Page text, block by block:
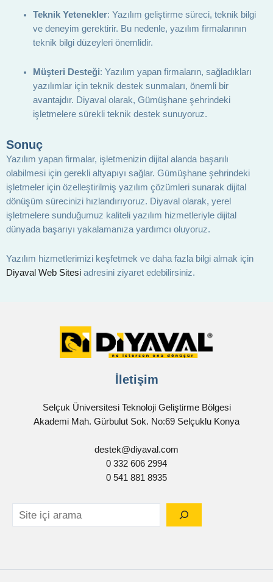
Teknik Yetenekler: Yazılım geliştirme süreci, teknik bilgi
ve deneyim gerektirir. Bu nedenle, yazılım firmalarının
teknik bilgi düzeyleri önemlidir.
Müşteri Desteği: Yazılım yapan firmaların, sağladıkları
yazılımlar için teknik destek sunmaları, önemli bir
avantajdır. Diyaval olarak, Gümüşhane şehrindeki
işletmelere sürekli teknik destek sunuyoruz.
Sonuç
Yazılım yapan firmalar, işletmenizin dijital alanda başarılı
olabilmesi için gerekli altyapıyı sağlar. Gümüşhane şehrindeki
işletmeler için özelleştirilmiş yazılım çözümleri sunarak dijital
dönüşüm sürecinizi hızlandırıyoruz. Diyaval olarak, yerel
işletmelere sunduğumuz kaliteli yazılım hizmetleriyle dijital
dünyada başarıyı yakalamanıza yardımcı oluyoruz.
Yazılım hizmetlerimizi keşfetmek ve daha fazla bilgi almak için
Diyaval Web Sitesi adresini ziyaret edebilirsiniz.
İletişim
Selçuk Üniversitesi Teknoloji Geliştirme Bölgesi
Akademi Mah. Gürbulut Sok. No:69 Selçuklu Konya
destek@diyaval.com
0 332 606 2994
0 541 881 8935